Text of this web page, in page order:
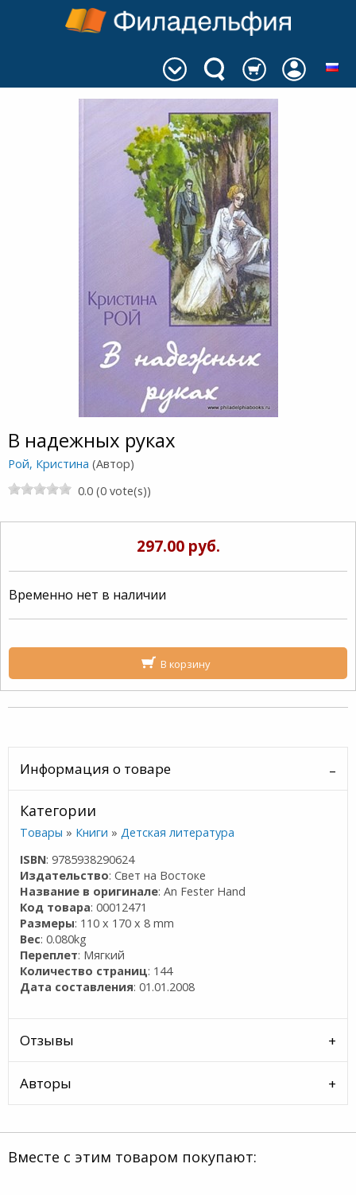
В надежных руках
Рой, Кристина (Автор)
0.0 (0 vote(s))
297.00 руб.
Временно нет в наличии
В корзину
Информация о товаре
Категории
Товары » Книги »Детская литература
ISBN: 9785938290624
Издательство: Свет на Востоке
Название в оригинале: An Fester Hand
Код товара: 00012471
Размеры: 110 x 170 x 8 mm
Вес: 0.080kg
Переплет: Мягкий
Количество страниц: 144
Дата составления: 01.01.2008
Отзывы
Авторы
Вместе с этим товаром покупают: